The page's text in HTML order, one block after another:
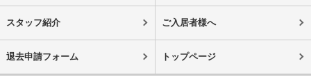
スタッフ紹介 ご入居者様へ
退去申請フォーム トップページ